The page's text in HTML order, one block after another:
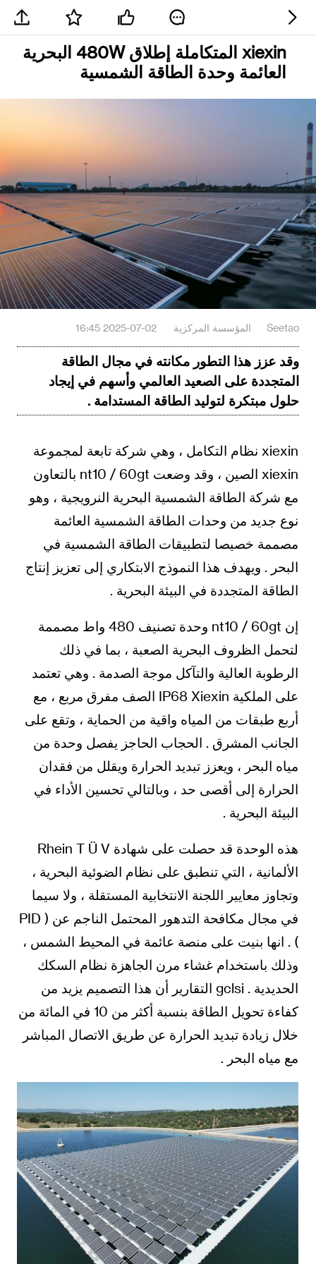
xiexin المتكاملة إطلاق 480W البحرية
العائمة وحدة الطاقة الشمسية
Seetao المؤسسة المركزية 2025-07-02 16:45
وقد عزز هذا التطور مكانته في مجال الطاقة
المتجددة على الصعيد العالمي وأسهم في إيجاد
حلول مبتكرة لتوليد الطاقة المستدامة .
xiexin نظام التكامل ، وهي شركة تابعة لمجموعة
xiexin الصين ، وقد وضعت nt10 / 60gt بالتعاون
مع شركة الطاقة الشمسية البحرية النرويجية ، وهو
نوع جديد من وحدات الطاقة الشمسية العائمة
مصممة خصيصا لتطبيقات الطاقة الشمسية في
البحر . ويهدف هذا النموذج الابتكاري إلى تعزيز إنتاج
الطاقة المتجددة في البيئة البحرية .
إن nt10 / 60gt وحدة تصنيف 480 واط مصممة
لتحمل الظروف البحرية الصعبة ، بما في ذلك
الرطوبة العالية والتآكل موجة الصدمة . وهي تعتمد
على الملكية IP68 Xiexin الصف مفرق مربع ، مع
أربع طبقات من المياه واقية من الحماية ، وتقع على
الجانب المشرق . الحجاب الحاجز يفصل وحدة من
مياه البحر ، ويعزز تبديد الحرارة ويقلل من فقدان
الحرارة إلى أقصى حد ، وبالتالي تحسين الأداء في
البيئة البحرية .
هذه الوحدة قد حصلت على شهادة Rhein T Ü V
الألمانية ، التي تنطبق على نظام الضوئية البحرية ،
وتجاوز معايير اللجنة الانتخابية المستقلة ، ولا سيما
في مجال مكافحة التدهور المحتمل الناجم عن ( PID
) . انها بنيت على منصة عائمة في المحيط الشمس ،
وذلك باستخدام غشاء مرن الجاهزة نظام السكك
الحديدية . gclsi التقارير أن هذا التصميم يزيد من
كفاءة تحويل الطاقة بنسبة أكثر من 10 في المائة من
خلال زيادة تبديد الحرارة عن طريق الاتصال المباشر
مع مياه البحر .